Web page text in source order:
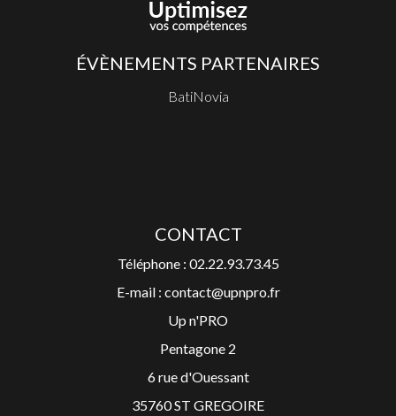
ÉVÈNEMENTS PARTENAIRES
BatiNovia
CONTACT
Téléphone : 02.22.93.73.45
E-mail : contact@upnpro.fr
Up n'PRO
Pentagone 2
6 rue d'Ouessant
35760 ST GREGOIRE